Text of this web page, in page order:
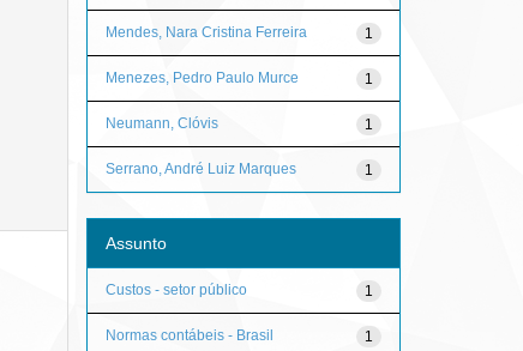
1
Mendes, Nara Cristina Ferreira
1
Menezes, Pedro Paulo Murce
1
Neumann, Clóvis
1
Serrano, André Luiz Marques
Assunto
1
Custos - setor público
1
Normas contábeis - Brasil